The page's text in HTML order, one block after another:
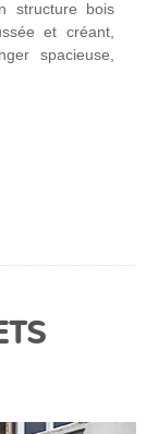
structure bois
et créant,
spacieuse,